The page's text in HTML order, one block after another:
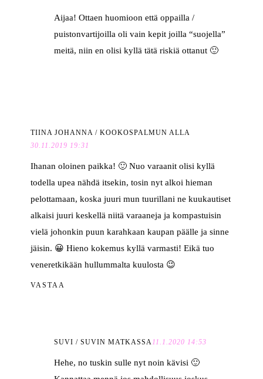
Aijaa! Ottaen huomioon että oppailla /
puistonvartijoilla oli vain kepit joilla “suojella”
meitä, niin en olisi kyllä tätä riskiä ottanut 🙂
TIINA JOHANNA / KOOKOSPALMUN ALLA
30.11.2019 19:31
Ihanan oloinen paikka! 🙂 Nuo varaanit olisi kyllä
todella upea nähdä itsekin, tosin nyt alkoi hieman
pelottamaan, koska juuri mun tuurillani ne kuukautiset
alkaisi juuri keskellä niitä varaaneja ja kompastuisin
vielä johonkin puun karahkaan kaupan päälle ja sinne
jäisin. 😀 Hieno kokemus kyllä varmasti! Eikä tuo
veneretkikään hullummalta kuulosta 😉
VASTAA
SUVI / SUVIN MATKASSA11.1.2020 14:53
Hehe, no tuskin sulle nyt noin kävisi 🙂